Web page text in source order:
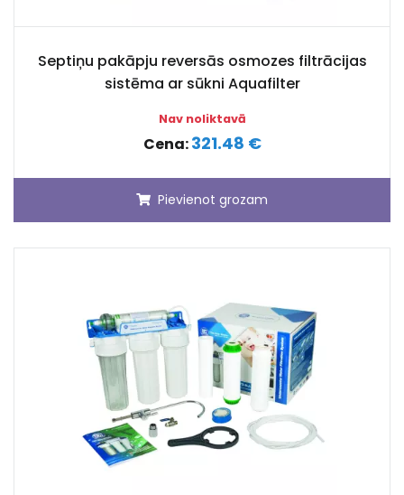
Septiņu pakāpju reversās osmozes filtrācijas
sistēma ar sūkni Aquafilter
Nav noliktavā
Cena:321.48 €
Pievienot grozam